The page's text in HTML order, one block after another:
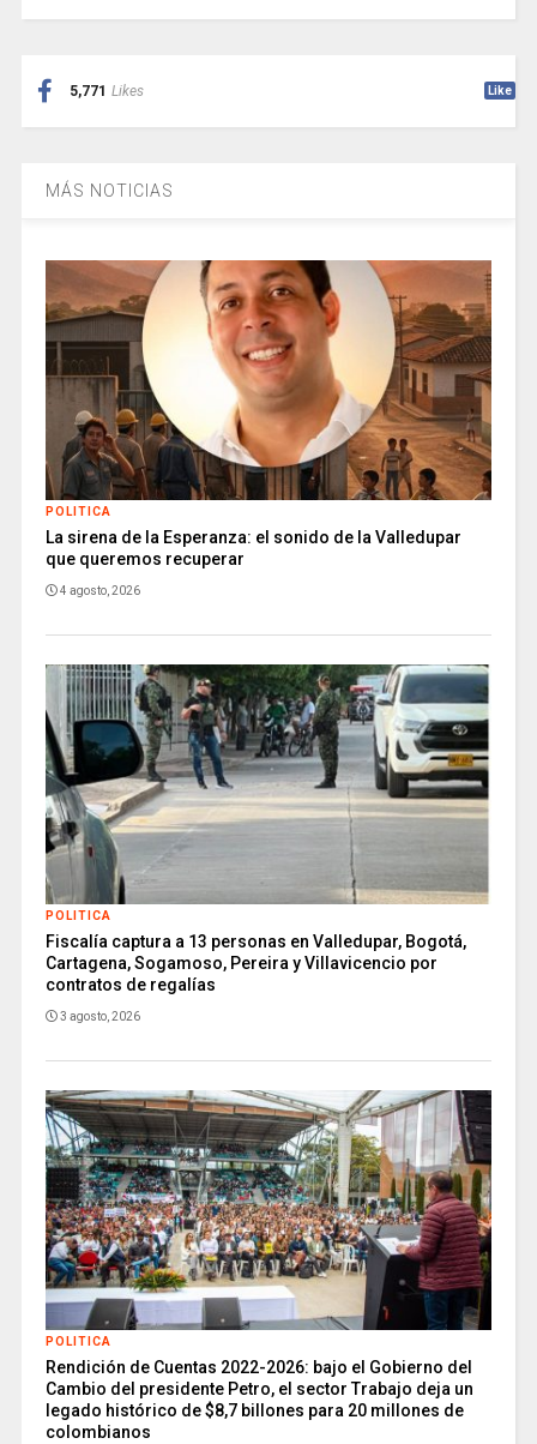
5,771 Likes Like
MÁS NOTICIAS
POLITICA
La sirena de la Esperanza: el sonido de la Valledupar
que queremos recuperar
4 agosto, 2026
POLITICA
Fiscalía captura a 13 personas en Valledupar, Bogotá,
Cartagena, Sogamoso, Pereira y Villavicencio por
contratos de regalías
3 agosto, 2026
POLITICA
Rendición de Cuentas 2022-2026: bajo el Gobierno del
Cambio del presidente Petro, el sector Trabajo deja un
legado histórico de $8,7 billones para 20 millones de
colombianos